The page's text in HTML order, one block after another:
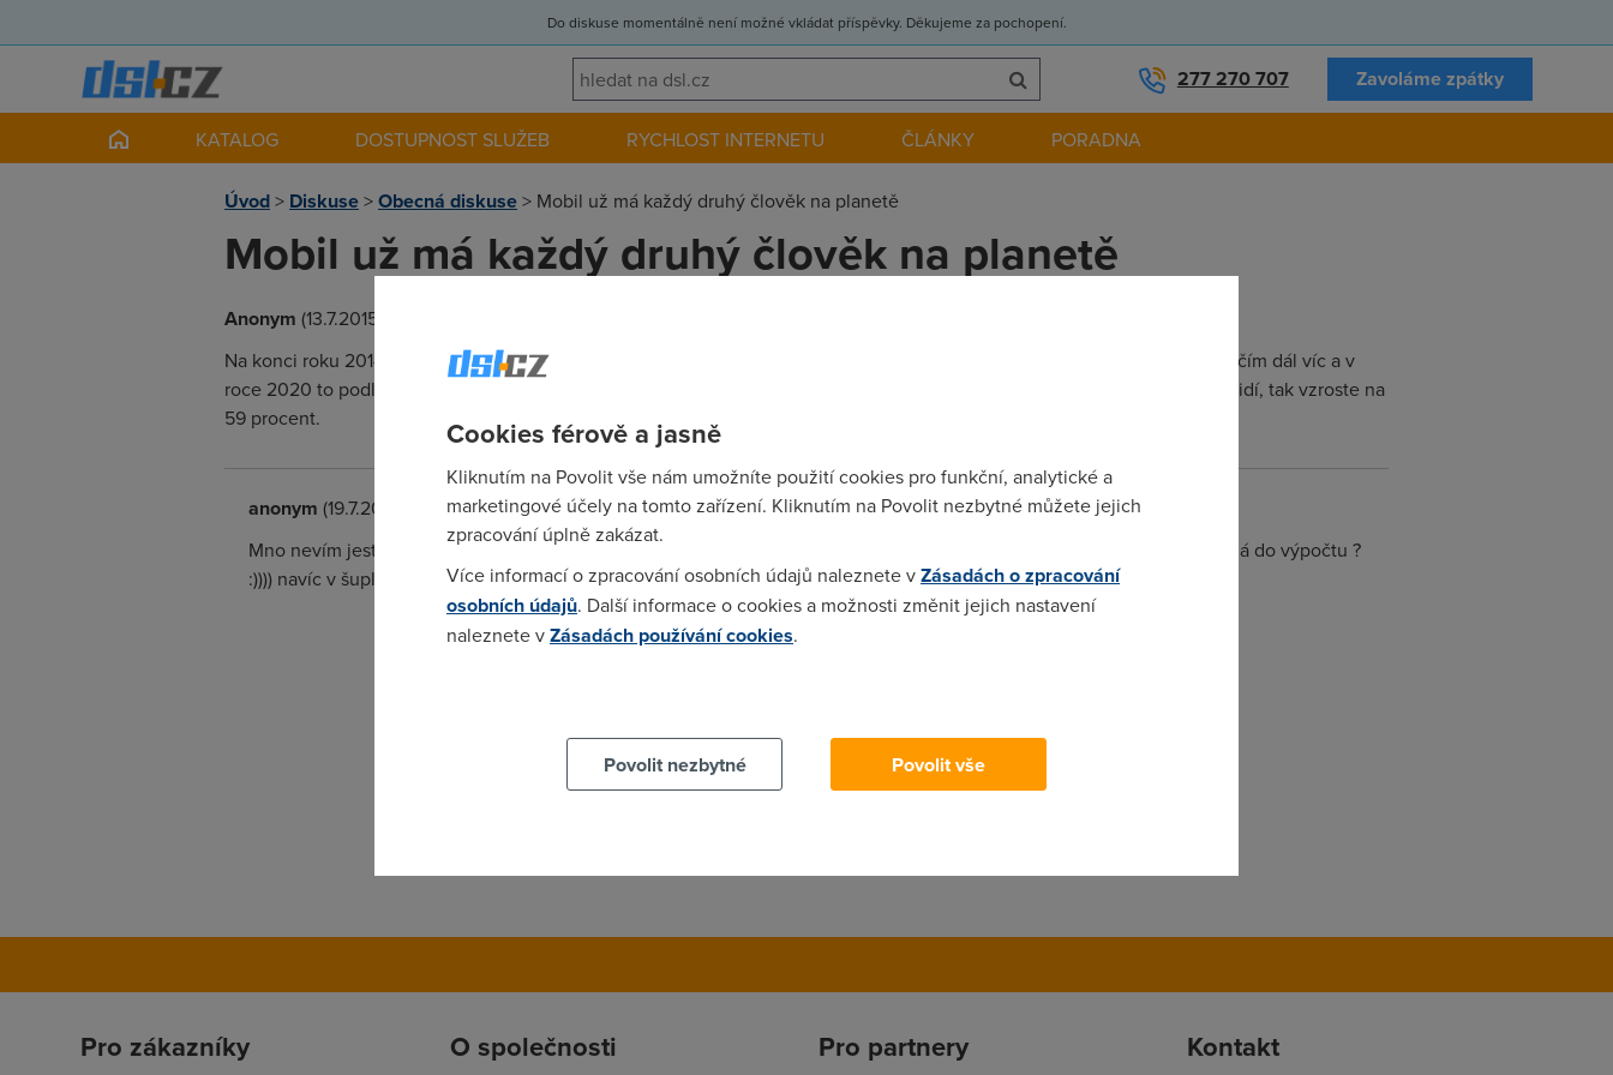
Do diskuse momentálně není možné vkládat příspěvky. Děkujeme za pochopení.
277 270 707 Zavoláme zpátky
KATALOG DOSTUPNOST SLUŽEB RYCHLOST INTERNETU ČLÁNKY PORADNA
Úvod> Diskuse>Obecná diskuse> Mobil už má každý druhý člověk na planetě
Mobil už má každý druhý člověk na planetě
Anonym (13.7.2015 00:00:00)
Na konci roku 2014 využívalo mobilní telefon 3,6 miliardy lidí, tedy každý druhý člověk. Mobilních telefonních čísel je ale čím dál víc a v
roce 2020 to podle asociace GSMA sdružující operátory bude zhruba 4,6 miliardy. Penetrace, tedy počet telefonů na sto lidí, tak vzroste na
59 procent.
anonym (19.7.2015 13:19:39)
Mno nevím jestli každy druhý má mobil , ale jedno vím jistě ! ja mám 3 mobily a všechny používám jak vám tohle zapadá do výpočtu ?
:)))) navíc v šuplíku mám dalších 6 mobilu které nepoužívám ! takže tyhle okurkové články jsou k ničemu !
Pro zákazníky O společnosti Pro partnery Kontakt
Cookies férově a jasně
Kliknutím na Povolit vše nám umožníte použití cookies pro funkční, analytické a
marketingové účely na tomto zařízení. Kliknutím na Povolit nezbytné můžete jejich
zpracování úplně zakázat.
Více informací o zpracování osobních údajů naleznete vZásadách o zpracování
osobních údajů. Další informace o cookies a možnosti změnit jejich nastavení
naleznete vZásadách používání cookies.
Povolit nezbytné
Povolit vše